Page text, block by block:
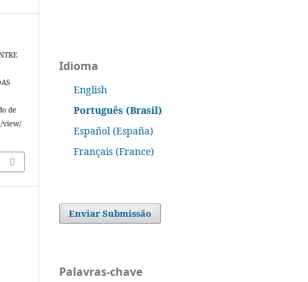
de
view/
Idioma
English
Português (Brasil)
Español (España)
Français (France)
Enviar Submissão
Palavras-chave